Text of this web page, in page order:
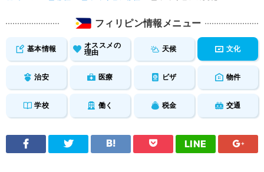
フィリピン情報メニュー
基本情報 オススメの
理由 天候 文化
治安 医療 ビザ 物件
学校 働く 税金 交通
LINE